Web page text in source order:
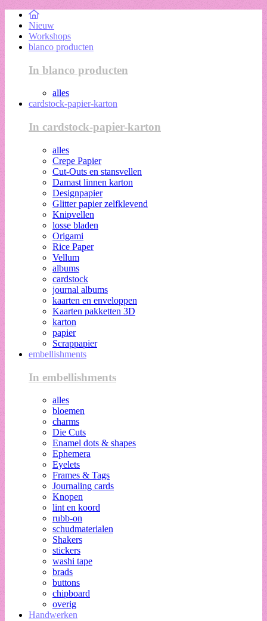
Nieuw
Workshops
blanco producten
In blanco producten
alles
cardstock-papier-karton
In cardstock-papier-karton
alles
Crepe Papier
Cut-Outs en stansvellen
Damast linnen karton
Designpapier
Glitter papier zelfklevend
Knipvellen
losse bladen
Origami
Rice Paper
Vellum
albums
cardstock
journal albums
kaarten en enveloppen
Kaarten pakketten 3D
karton
papier
Scrappapier
embellishments
In embellishments
alles
bloemen
charms
Die Cuts
Enamel dots & shapes
Ephemera
Eyelets
Frames & Tags
Journaling cards
Knopen
lint en koord
rubb-on
schudmaterialen
Shakers
stickers
washi tape
brads
buttons
chipboard
overig
Handwerken